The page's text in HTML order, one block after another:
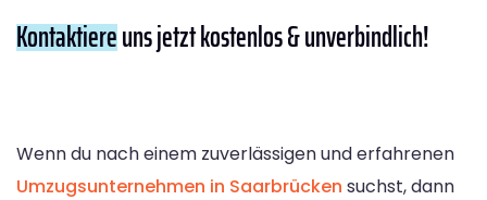
Kontaktiereuns jetzt kostenlos & unverbindlich!
Wenn du nach einem zuverlässigen und erfahrenen
Umzugsunternehmen in Saarbrücken suchst, dann